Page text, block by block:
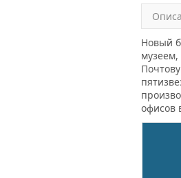
Новый
офисов